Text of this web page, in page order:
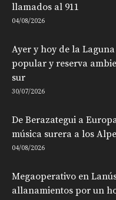
llamados al 911
04/08/2026
Ayer y hoy de la
popular y reserva
sur
30/07/2026
De Berazategui a
música surera a los
04/08/2026
Megaoperativo en
allanamientos por un